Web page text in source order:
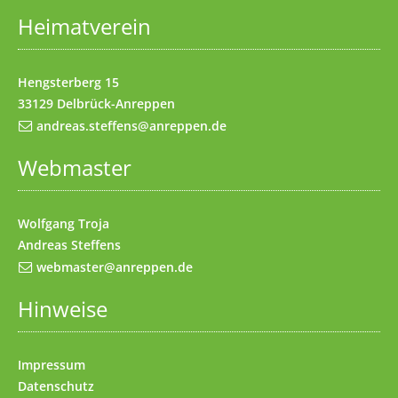
Impressum(Access key 8)
Kontakt(Access key 9)
Heimatverein
Hengsterberg 15
33129 Delbrück-Anreppen
andreas.steffens@anreppen.de
Webmaster
Wolfgang Troja
Andreas Steffens
webmaster@anreppen.de
Hinweise
Impressum
Datenschutz